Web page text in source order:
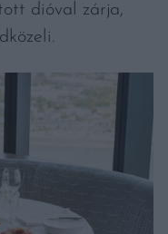
dióval zárja,